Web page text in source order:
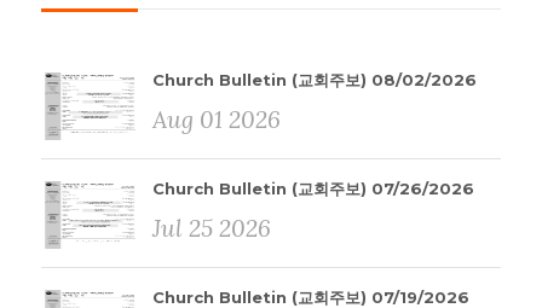
Church Bulletin (교회주보) 08/02/2026
Aug 01 2026
Church Bulletin (교회주보) 07/26/2026
Jul 25 2026
Church Bulletin (교회주보) 07/19/2026